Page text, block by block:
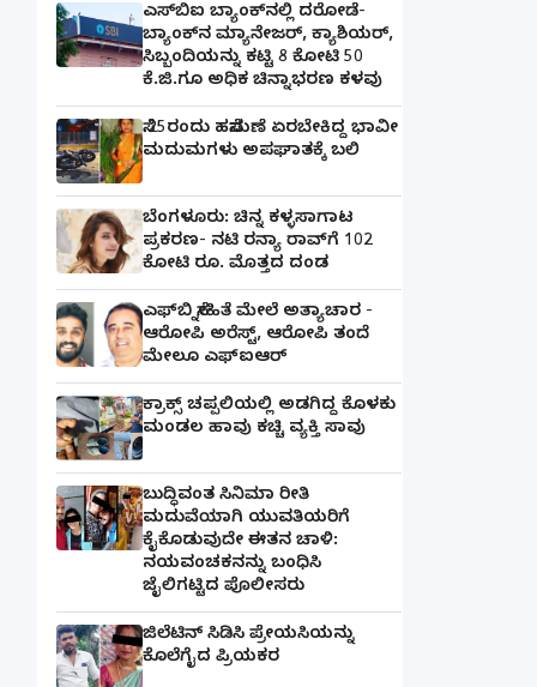
ಎಸ್‌ಬಿಐ ಬ್ಯಾಂಕ್‌ನಲ್ಲಿ‌ ದರೋಡೆ-
ಬ್ಯಾಂಕ್​ನ ಮ್ಯಾನೇಜರ್‌, ಕ್ಯಾಶಿಯರ್‌,
ಸಿಬ್ಬಂದಿಯನ್ನು ಕಟ್ಟಿ 8 ಕೋಟಿ 50
ಕೆ.ಜಿ.ಗೂ ಅಧಿಕ ಚಿನ್ನಾಭರಣ ಕಳವು
ಸೆ.25ರಂದು ಹಸೆಮಣೆ ಏರಬೇಕಿದ್ದ ಭಾವೀ
ಮದುಮಗಳು ಅಪಘಾತಕ್ಕೆ ಬಲಿ
ಬೆಂಗಳೂರು: ಚಿನ್ನ ಕಳ್ಳಸಾಗಾಟ
ಪ್ರಕರಣ- ನಟಿ ರನ್ಯಾ ರಾವ್‌ಗೆ 102
ಕೋಟಿ ರೂ. ಮೊತ್ತದ ದಂಡ
ಎಫ್‌ಬಿ ಸ್ನೇಹಿತೆ ಮೇಲೆ ಅತ್ಯಾಚಾರ -
ಆರೋಪಿ ಅರೆಸ್ಟ್, ಆರೋಪಿ ತಂದೆ
ಮೇಲೂ ಎಫ್ಐಆರ್
ಕ್ರಾಕ್ಸ್ ಚಪ್ಪಲಿಯಲ್ಲಿ ಅಡಗಿದ್ದ ಕೊಳಕು
ಮಂಡಲ ಹಾವು ಕಚ್ಚಿ ವ್ಯಕ್ತಿ ಸಾವು
ಬುದ್ಧಿವಂತ ಸಿನಿಮಾ ರೀತಿ
ಮದುವೆಯಾಗಿ ಯುವತಿಯರಿಗೆ
ಕೈಕೊಡುವುದೇ ಈತನ ಚಾಳಿ:
ನಯವಂಚಕನನ್ನು ಬಂಧಿಸಿ
ಜೈಲಿಗಟ್ಟಿದ ಪೊಲೀಸರು
ಜಿಲೆಟಿನ್ ಸಿಡಿಸಿ ಪ್ರೇಯಸಿಯನ್ನು
ಕೊಲೆಗೈದ ಪ್ರಿಯಕರ